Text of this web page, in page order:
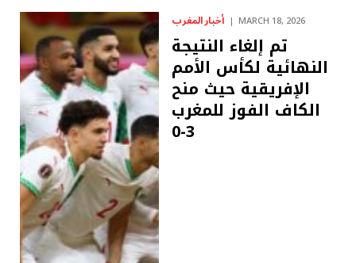
أخبار المغرب MARCH 18, 2026
تم إلغاء النتيجة
النهائية لكأس الأمم
الإفريقية حيث منح
الكاف الفوز للمغرب
3-0